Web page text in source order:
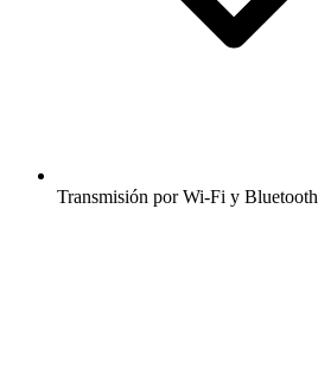
Transmisión por Wi-Fi y Bluetooth